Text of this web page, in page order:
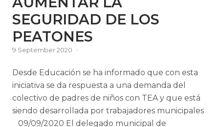
SEGURIDAD DE LOS
PEATONES
9 September 2020
Desde Educación se ha informado que con esta
iniciativa se da respuesta a una demanda del
colectivo de padres de niños con TEA y que está
siendo desarrollada por trabajadores municipales
09/09/2020 El delegado municipal de